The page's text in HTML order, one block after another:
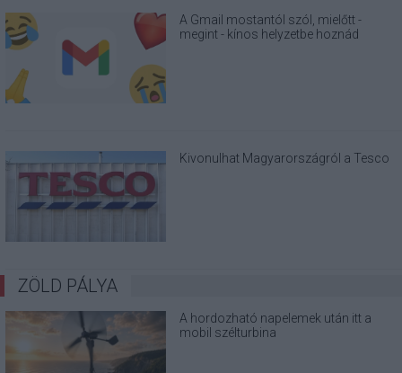
A Gmail mostantól szól, mielőtt -
megint - kínos helyzetbe hoznád
Kivonulhat Magyarországról a Tesco
ZÖLD PÁLYA
A hordozható napelemek után itt a
mobil szélturbina